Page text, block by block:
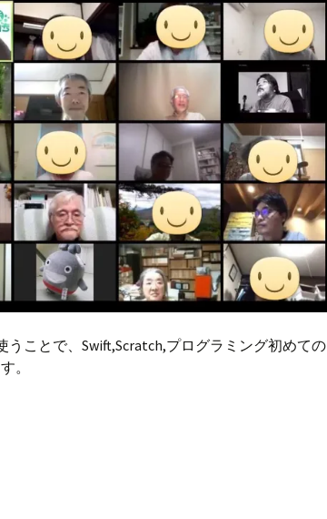
ことで、Swift,Scratch,プログラミング初めての
。